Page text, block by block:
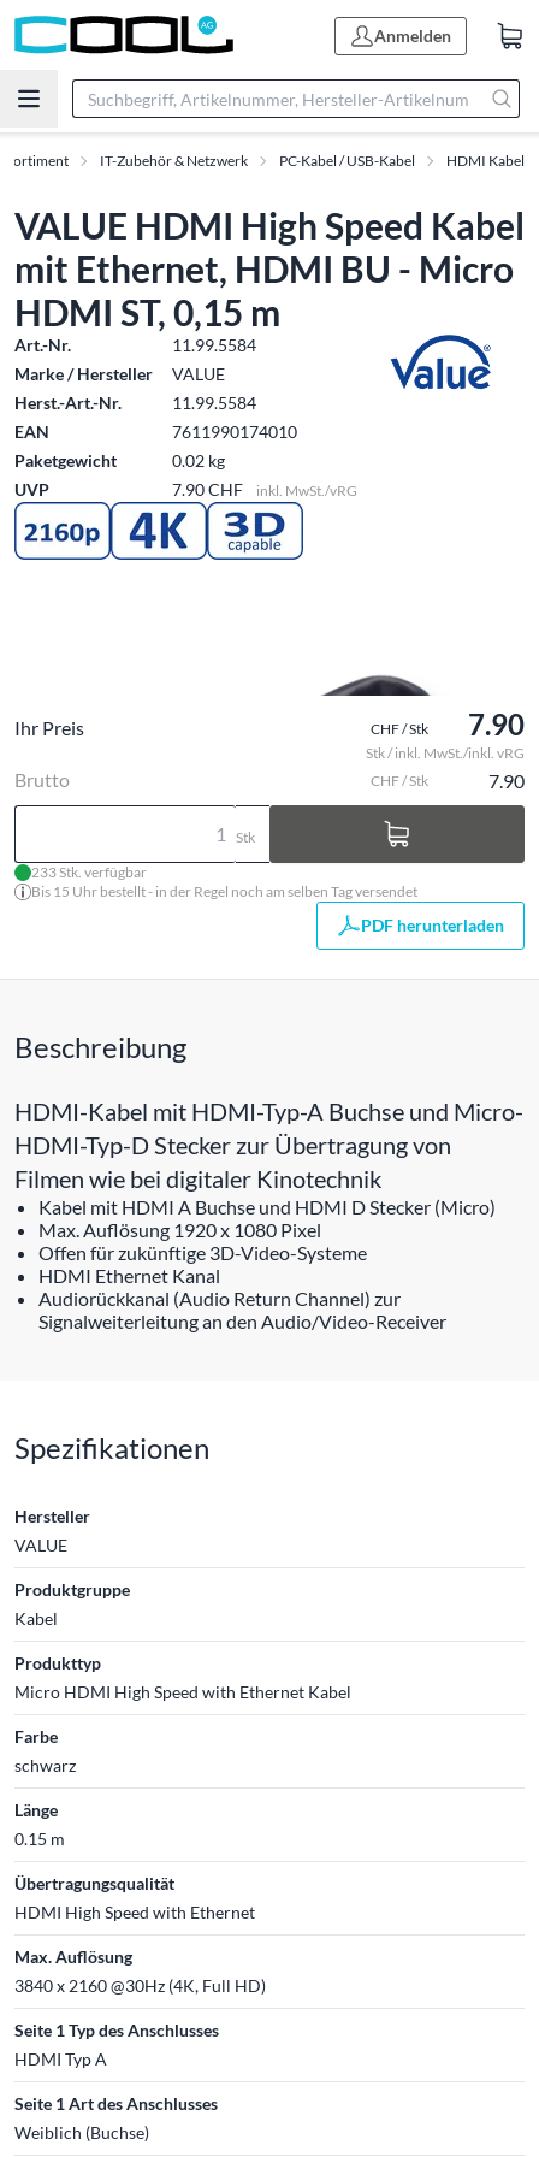
Anmelden
Sortiment IT-Zubehör & Netzwerk PC-Kabel / USB-Kabel HDMI Kabel
VALUE HDMI High Speed Kabel
mit Ethernet, HDMI BU - Micro
HDMI ST, 0,15 m
Art.-Nr.
11.99.5584
Marke / Hersteller
VALUE
Herst.-Art.-Nr.
11.99.5584
EAN
7611990174010
Paketgewicht
0.02 kg
UVP
7.90 CHF inkl. MwSt./vRG
Ihr Preis CHF / Stk 7.90
Stk / inkl. MwSt./inkl. vRG
Brutto CHF / Stk 7.90
Stk
233 Stk. verfügbar
Bis 15 Uhr bestellt - in der Regel noch am selben Tag versendet
PDF herunterladen
Beschreibung
HDMI-Kabel mit HDMI-Typ-A Buchse und Micro-
HDMI-Typ-D Stecker zur Übertragung von
Filmen wie bei digitaler Kinotechnik
Kabel mit HDMI A Buchse und HDMI D Stecker (Micro)
Max. Auflösung 1920 x 1080 Pixel
Offen für zukünftige 3D-Video-Systeme
HDMI Ethernet Kanal
Audiorückkanal (Audio Return Channel) zur
Signalweiterleitung an den Audio/Video-Receiver
Spezifikationen
Hersteller
VALUE
Produktgruppe
Kabel
Produkttyp
Micro HDMI High Speed with Ethernet Kabel
Farbe
schwarz
Länge
0.15 m
Übertragungsqualität
HDMI High Speed with Ethernet
Max. Auflösung
3840 x 2160 @30Hz (4K, Full HD)
Seite 1 Typ des Anschlusses
HDMI Typ A
Seite 1 Art des Anschlusses
Weiblich (Buchse)